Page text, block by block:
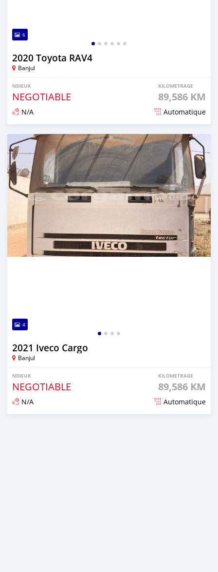
6
2020 Toyota RAV4
Banjul
NDIEUK
NEGOTIABLE
KILOMETRAGE
89,586 KM
N/A Automatique
Dougal na niou ko depuis over 1 years
4
2021 Iveco Cargo
Banjul
NDIEUK
NEGOTIABLE
KILOMETRAGE
89,586 KM
N/A Automatique